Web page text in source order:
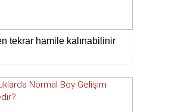
tekrar hamile kalınabilinir